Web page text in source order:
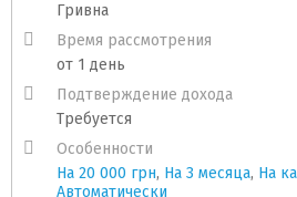
Гривна
Время рассмотрения
от 1 день
Подтверждение дохода
Требуется
Особенности
На 20 000 грн, На 3 месяца, На
Автоматически